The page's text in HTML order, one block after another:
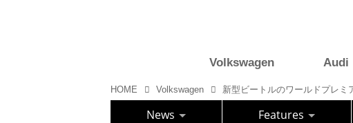
Volkswagen Audi
HOME Volkswagen 新型ビートルのワールドプレミ
News Features